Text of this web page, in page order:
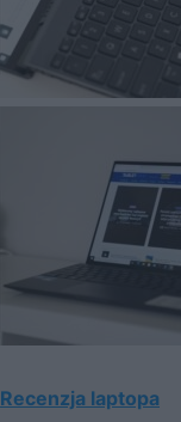
Recenzja laptopa